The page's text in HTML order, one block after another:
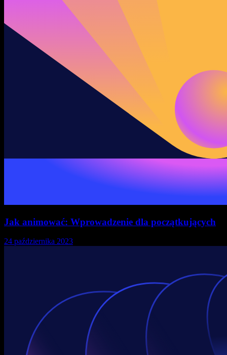
Jak animować: Wprowadzenie dla początkujących
24 października 2023